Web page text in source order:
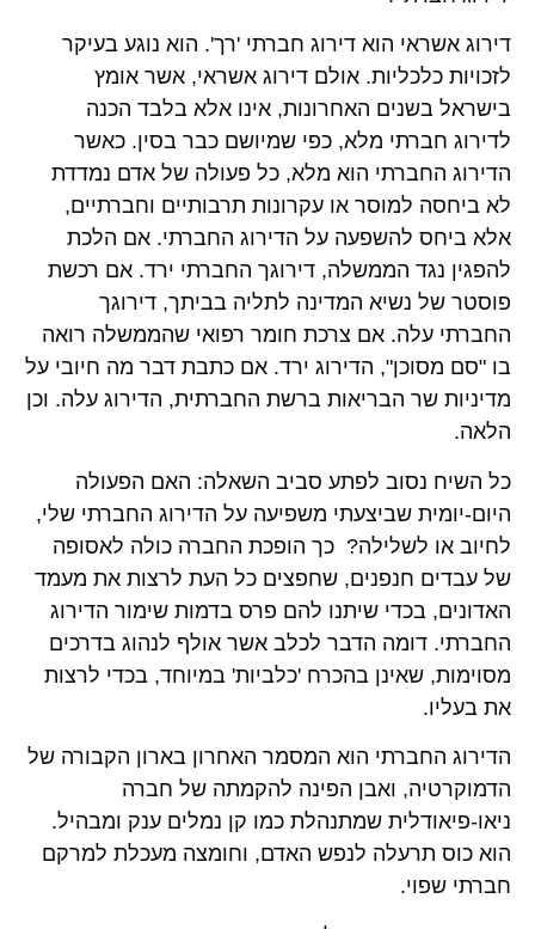
דירוג אשראי הוא דירוג חברתי 'רך'. הוא נוגע בעיקר
לזכויות כלכליות. אולם דירוג אשראי, אשר אומץ
בישראל בשנים האחרונות, אינו אלא בלבד הכנה
לדירוג חברתי מלא, כפי שמיושם כבר בסין. כאשר
הדירוג החברתי הוא מלא, כל פעולה של אדם נמדדת
לא ביחסה למוסר או עקרונות תרבותיים וחברתיים,
אלא ביחס להשפעה על הדירוג החברתי. אם הלכת
להפגין נגד הממשלה, דירוגך החברתי ירד. אם רכשת
פוסטר של נשיא המדינה לתליה בביתך, דירוגך
החברתי עלה. אם צרכת חומר רפואי שהממשלה רואה
בו "סם מסוכן", הדירוג ירד. אם כתבת דבר מה חיובי על
מדיניות שר הבריאות ברשת החברתית, הדירוג עלה. וכן
הלאה.
כל השיח נסוב לפתע סביב השאלה: האם הפעולה
היום-יומית שביצעתי משפיעה על הדירוג החברתי שלי,
לחיוב או לשלילה? כך הופכת החברה כולה לאסופה
של עבדים חנפנים, שחפצים כל העת לרצות את מעמד
האדונים, בכדי שיתנו להם פרס בדמות שימור הדירוג
החברתי. דומה הדבר לכלב אשר אולף לנהוג בדרכים
מסוימות, שאינן בהכרח 'כלביות' במיוחד, בכדי לרצות
את בעליו.
הדירוג החברתי הוא המסמר האחרון בארון הקבורה של
הדמוקרטיה, ואבן הפינה להקמתה של חברה
ניאו-פיאודלית שמתנהלת כמו קן נמלים ענק ומבהיל.
הוא כוס תרעלה לנפש האדם, וחומצה מעכלת למרקם
חברתי שפוי.